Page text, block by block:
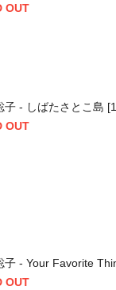
OUT
子 - しばたさとこ島
OUT
子 - Your Favorite
OUT